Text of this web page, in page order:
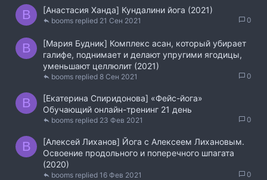
B [Анастасия Ханда] Кундалини йога (2021)
0
21 Сен 2021
booms
B
[Мария Будник] Комплекс асан, который убирает
галифе, поднимает и делают упругими ягодицы,
уменьшают целлюлит (2021)
0
8 Сен 2021
booms
B
[Екатерина Спиридонова] «Фейс-йога»
Обучающий онлайн-тренинг 21 день
0
23 Фев 2021
booms
B
[Алексей Лиханов] Йога с Алексеем Лихановым.
Освоение продольного и поперечного шпагата
(2020)
0
16 Фев 2021
booms